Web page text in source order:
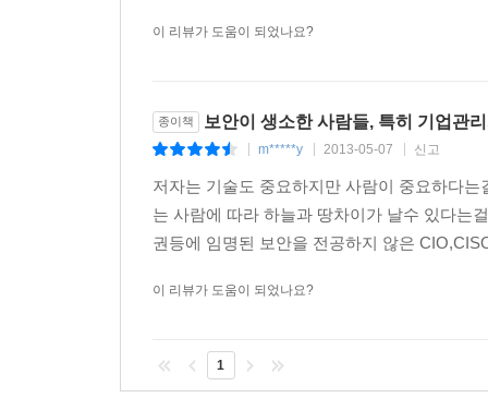
이 리뷰가 도움이 되었나요?
종이책 보안이 생소한 사람들, 특히 기업관
m*****y 2013-05-07 신고
저자는 기술도 중요하지만 사람이 중요하다
는 사람에 따라 하늘과 땅차이가 날수 있다는
권등에 임명된 보안을 전공하지 않은
이 리뷰가 도움이 되었나요?
1